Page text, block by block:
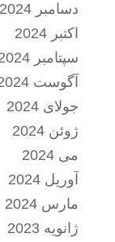
دسامبر 2024
اکتبر 2024
سپتامبر 2024
آگوست 2024
جولای 2024
ژوئن 2024
می 2024
آوریل 2024
مارس 2024
ژانویه 2023